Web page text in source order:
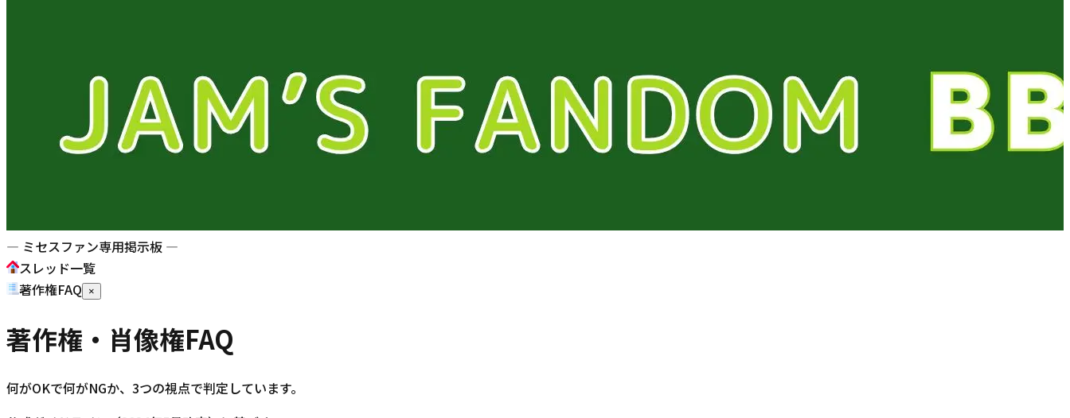
— ミセスファン専用掲示板 —
スレッド一覧
著作権FAQ
×
著作権・肖像権FAQ
何がOKで何がNGか、3つの視点で判定しています。